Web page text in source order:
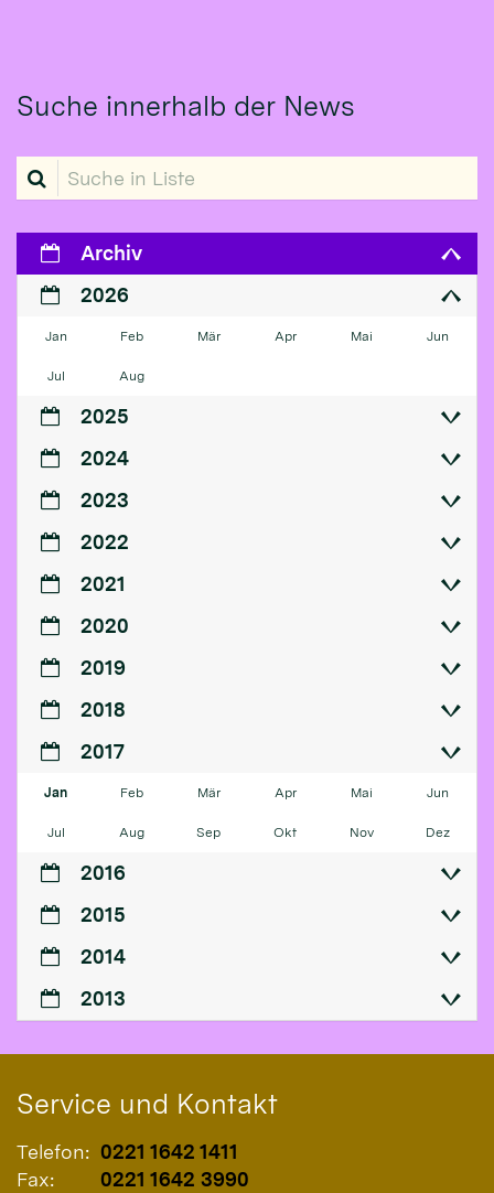
Suche innerhalb der News
Suche in Liste
Archiv
2026
Jan Feb Mär Apr Mai Jun
Jul Aug
2025
2024
2023
2022
2021
2020
2019
2018
2017
Jan Feb Mär Apr Mai Jun
Jul Aug Sep Okt Nov Dez
2016
2015
2014
2013
Service und Kontakt
Telefon: 0221 1642 1411
Fax:
0221 1642 3990